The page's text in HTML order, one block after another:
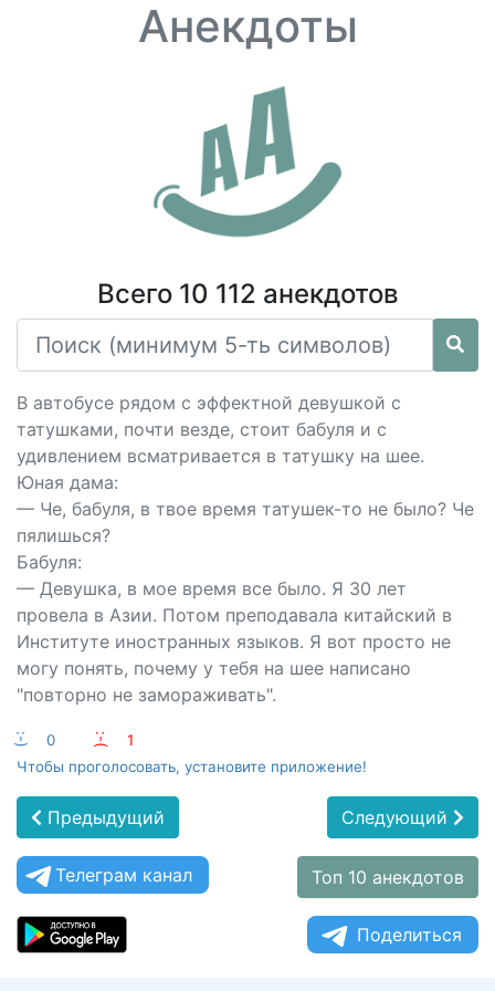
Анекдоты
Всего 10 112 анекдотов
В автобусе рядом с эффектной девушкой с
татушками, почти везде, стоит бабуля и с
удивлением всматривается в татушку на шее.
Юная дама:
— Че, бабуля, в твое время татушек-то не было? Че
пялишься?
Бабуля:
— Девушка, в мое время все было. Я 30 лет
провела в Азии. Потом преподавала китайский в
Институте иностранных языков. Я вот просто не
могу понять, почему у тебя на шее написано
"повторно не замораживать".
:-) 0 :-(
1
Чтобы проголосовать, установите приложение!
Предыдущий Следующий
Телеграм канал Топ 10 анекдотов
Поделиться